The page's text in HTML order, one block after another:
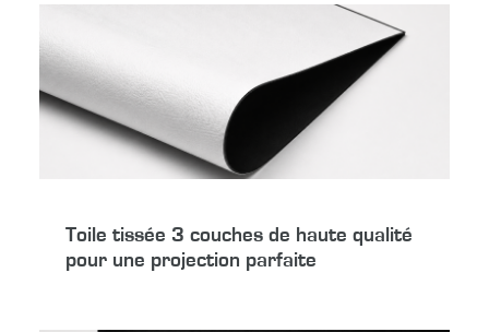
Toile tissée 3 couches de haute qualité
pour une projection parfaite